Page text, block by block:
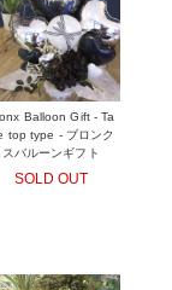
Balloon Gift - Ta
top type - ブロンク
スバルーンギフト
SOLD OUT